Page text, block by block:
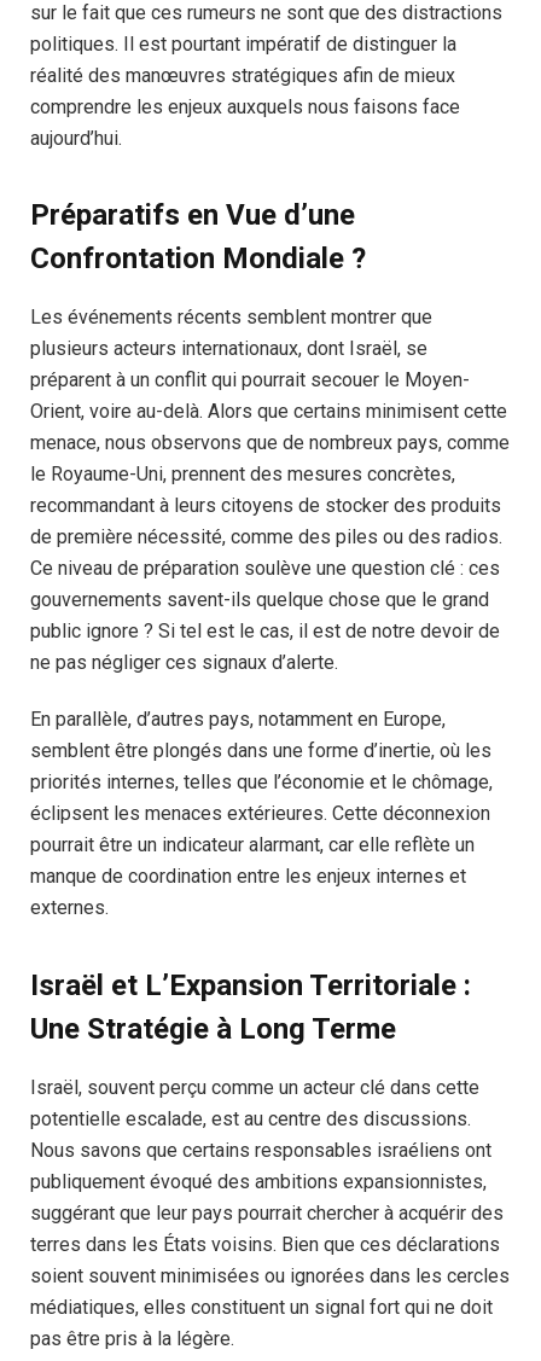
sur le fait que ces rumeurs ne sont que des distractions
politiques. Il est pourtant impératif de distinguer la
réalité des manœuvres stratégiques afin de mieux
comprendre les enjeux auxquels nous faisons face
aujourd’hui.
Préparatifs en Vue d’une
Confrontation Mondiale ?
Les événements récents semblent montrer que
plusieurs acteurs internationaux, dont Israël, se
préparent à un conflit qui pourrait secouer le Moyen-
Orient, voire au-delà. Alors que certains minimisent cette
menace, nous observons que de nombreux pays, comme
le Royaume-Uni, prennent des mesures concrètes,
recommandant à leurs citoyens de stocker des produits
de première nécessité, comme des piles ou des radios.
Ce niveau de préparation soulève une question clé : ces
gouvernements savent-ils quelque chose que le grand
public ignore ? Si tel est le cas, il est de notre devoir de
ne pas négliger ces signaux d’alerte.
En parallèle, d’autres pays, notamment en Europe,
semblent être plongés dans une forme d’inertie, où les
priorités internes, telles que l’économie et le chômage,
éclipsent les menaces extérieures. Cette déconnexion
pourrait être un indicateur alarmant, car elle reflète un
manque de coordination entre les enjeux internes et
externes.
Israël et L’Expansion Territoriale :
Une Stratégie à Long Terme
Israël, souvent perçu comme un acteur clé dans cette
potentielle escalade, est au centre des discussions.
Nous savons que certains responsables israéliens ont
publiquement évoqué des ambitions expansionnistes,
suggérant que leur pays pourrait chercher à acquérir des
terres dans les États voisins. Bien que ces déclarations
soient souvent minimisées ou ignorées dans les cercles
médiatiques, elles constituent un signal fort qui ne doit
pas être pris à la légère.